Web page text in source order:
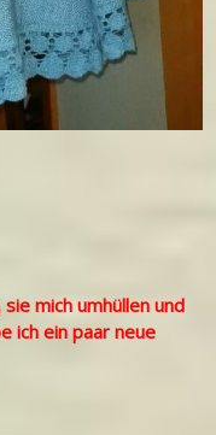
mich umhüllen und
ich ein paar neue